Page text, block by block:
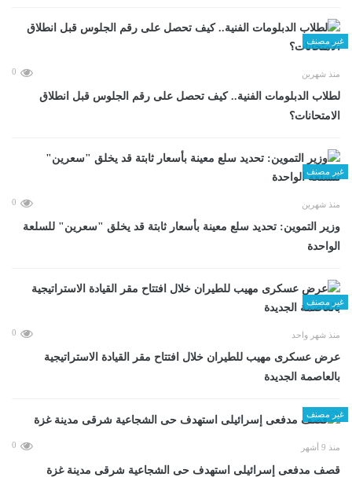
غير مصنف
منذ شهرين 0
لطلاب الدبلومات الفنية.. كيف تحصل على رقم الجلوس قبل انطلاق
الامتحانات؟
غير مصنف
منذ شهرين 0
وزير التموين: تحديد سلع معينة بأسعار ثابتة قد يخلق "سعرين" للسلعة
الواحدة
غير مصنف
منذ شهر واحد 0
عرض عسكرى مهيب للطيران خلال افتتاح مقر القيادة الاستراتيجية
بالعاصمة الجديدة
غير مصنف
منذ 9 أشهر 0
قصف مدفعى إسرائيلى استهدف حى الشجاعية شرقى مدينة غزة